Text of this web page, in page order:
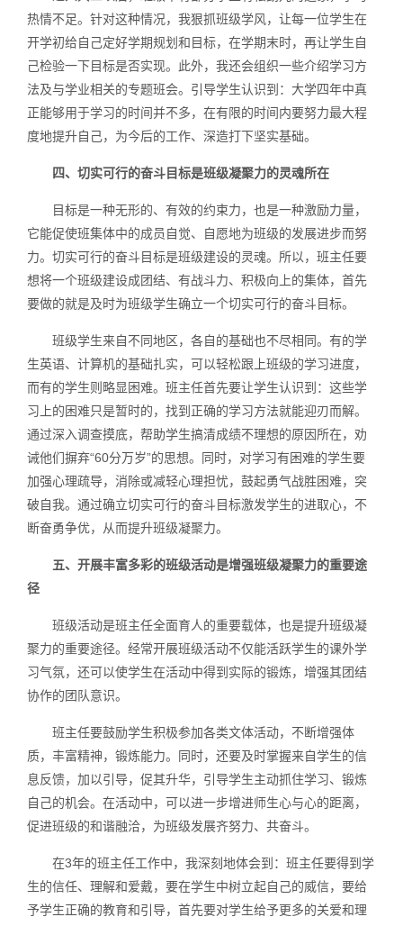
热情不足。针对这种情况，我狠抓班级学风，让每一位学生在
开学初给自己定好学期规划和目标，在学期末时，再让学生自
己检验一下目标是否实现。此外，我还会组织一些介绍学习方
法及与学业相关的专题班会。引导学生认识到：大学四年中真
正能够用于学习的时间并不多，在有限的时间内要努力最大程
度地提升自己，为今后的工作、深造打下坚实基础。
四、切实可行的奋斗目标是班级凝聚力的灵魂所在
目标是一种无形的、有效的约束力，也是一种激励力量，
它能促使班集体中的成员自觉、自愿地为班级的发展进步而努
力。切实可行的奋斗目标是班级建设的灵魂。所以，班主任要
想将一个班级建设成团结、有战斗力、积极向上的集体，首先
要做的就是及时为班级学生确立一个切实可行的奋斗目标。
班级学生来自不同地区，各自的基础也不尽相同。有的学
生英语、计算机的基础扎实，可以轻松跟上班级的学习进度，
而有的学生则略显困难。班主任首先要让学生认识到：这些学
习上的困难只是暂时的，找到正确的学习方法就能迎刃而解。
通过深入调查摸底，帮助学生搞清成绩不理想的原因所在，劝
诫他们摒弃“60分万岁”的思想。同时，对学习有困难的学生要
加强心理疏导，消除或减轻心理担忧，鼓起勇气战胜困难，突
破自我。通过确立切实可行的奋斗目标激发学生的进取心，不
断奋勇争优，从而提升班级凝聚力。
五、开展丰富多彩的班级活动是增强班级凝聚力的重要途
径
班级活动是班主任全面育人的重要载体，也是提升班级凝
聚力的重要途径。经常开展班级活动不仅能活跃学生的课外学
习气氛，还可以使学生在活动中得到实际的锻炼，增强其团结
协作的团队意识。
班主任要鼓励学生积极参加各类文体活动，不断增强体
质，丰富精神，锻炼能力。同时，还要及时掌握来自学生的信
息反馈，加以引导，促其升华，引导学生主动抓住学习、锻炼
自己的机会。在活动中，可以进一步增进师生心与心的距离，
促进班级的和谐融洽，为班级发展齐努力、共奋斗。
在3年的班主任工作中，我深刻地体会到：班主任要得到学
生的信任、理解和爱戴，要在学生中树立起自己的威信，要给
予学生正确的教育和引导，首先要对学生给予更多的关爱和理